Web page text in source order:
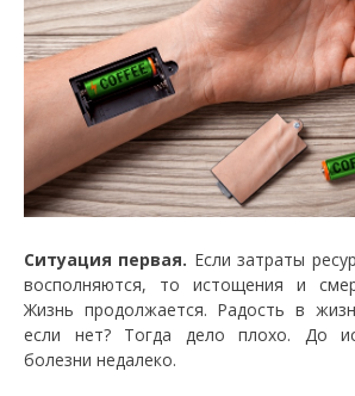
Ситуация первая. Если затраты
восполняются, то истощения и
Жизнь продолжается. Радость в
если нет? Тогда дело плохо. До
болезни недалеко.